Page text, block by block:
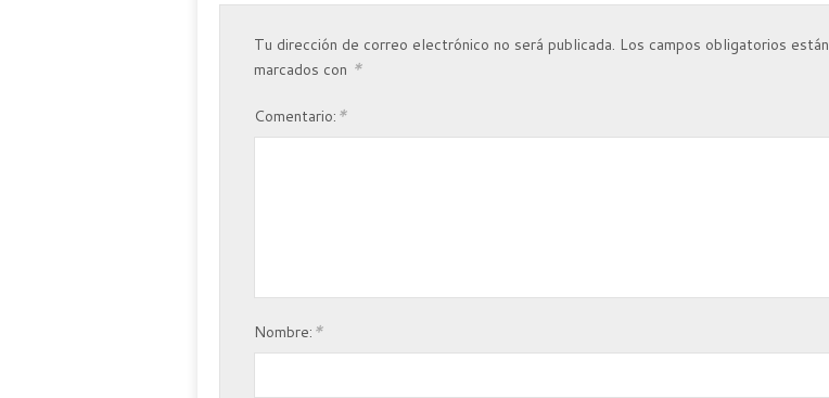
Tu dirección de correo electrónico no será publicada. Los campos obligatorios están
marcados con *
Comentario: *
Nombre: *